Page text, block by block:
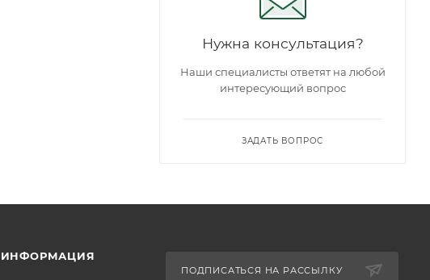
Нужна консультация?
Наши специалисты ответят на любой
интересующий вопрос
ЗАДАТЬ ВОПРОС
ИНФОРМАЦИЯ
ПОДПИСАТЬСЯ НА РАССЫЛКУ